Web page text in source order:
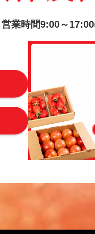
営業時間9:00～17:00